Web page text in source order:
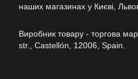
наших магазинах у Києві,
Виробник товару - торгова
str., Castellón, 12006, Spain.